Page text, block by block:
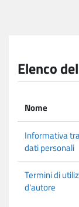
Elenco
Nome
Informativa
dati personali
Termini di
d'autore